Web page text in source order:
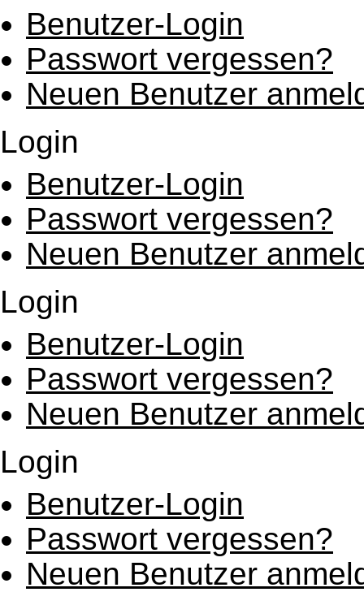
Benutzer-Login
Passwort vergessen?
Neuen Benutzer
Login
Benutzer-Login
Passwort vergessen?
Neuen Benutzer
Login
Benutzer-Login
Passwort vergessen?
Neuen Benutzer
Login
Benutzer-Login
Passwort vergessen?
Neuen Benutzer